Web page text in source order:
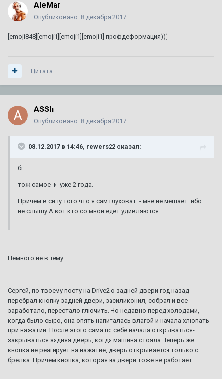
AleMar
Опубликовано: 8 декабря 2017
[emoji848][emoji1][emoji1][emoji1] профдеформация)))
Цитата
ASSh
Опубликовано: 8 декабря 2017
08.12.2017 в 14:46, rewers22 сказал:
бг..
тож самое и уже 2 года.
Причем в силу того что я сам глуховат - мне не мешает ибо
не слышу.А вот кто со мной едет удивляются..
Немного не в тему...
Сергей, по твоему посту на Drive2 о задней двери год назад
перебрал кнопку задней двери, засиликонил, собрал и все
заработало, перестало глючить. Но недавно перед холодами,
когда было сыро, она опять напиталась влагой и начала хлюпать
при нажатии. После этого сама по себе начала открываться-
закрываться задняя дверь, когда машина стояла. Теперь же
кнопка не реагирует на нажатие, дверь открывается только с
брелка. Причем кнопка, которая на двери тоже не работает...